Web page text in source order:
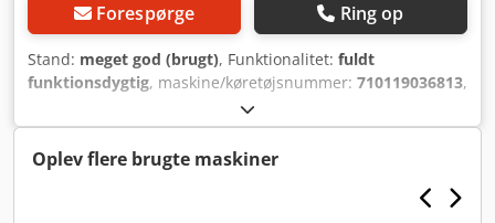
Forespørge Ring op
Stand: meget god (brugt), Funktionalitet: fuldt
funktionsdygtig, maskine/køretøjsnummer: 710119036813,
, driftstimer:
2.000 kg, løftehøjde:150 mm, brændstoftype:elektrisk,
batterikapacitet:375 Ah, gaffellængde:
tilstand:
90 procent
plukketruk fra 2017 med 856 driftstimer. Kan køres med
Oplev flere brugte maskiner